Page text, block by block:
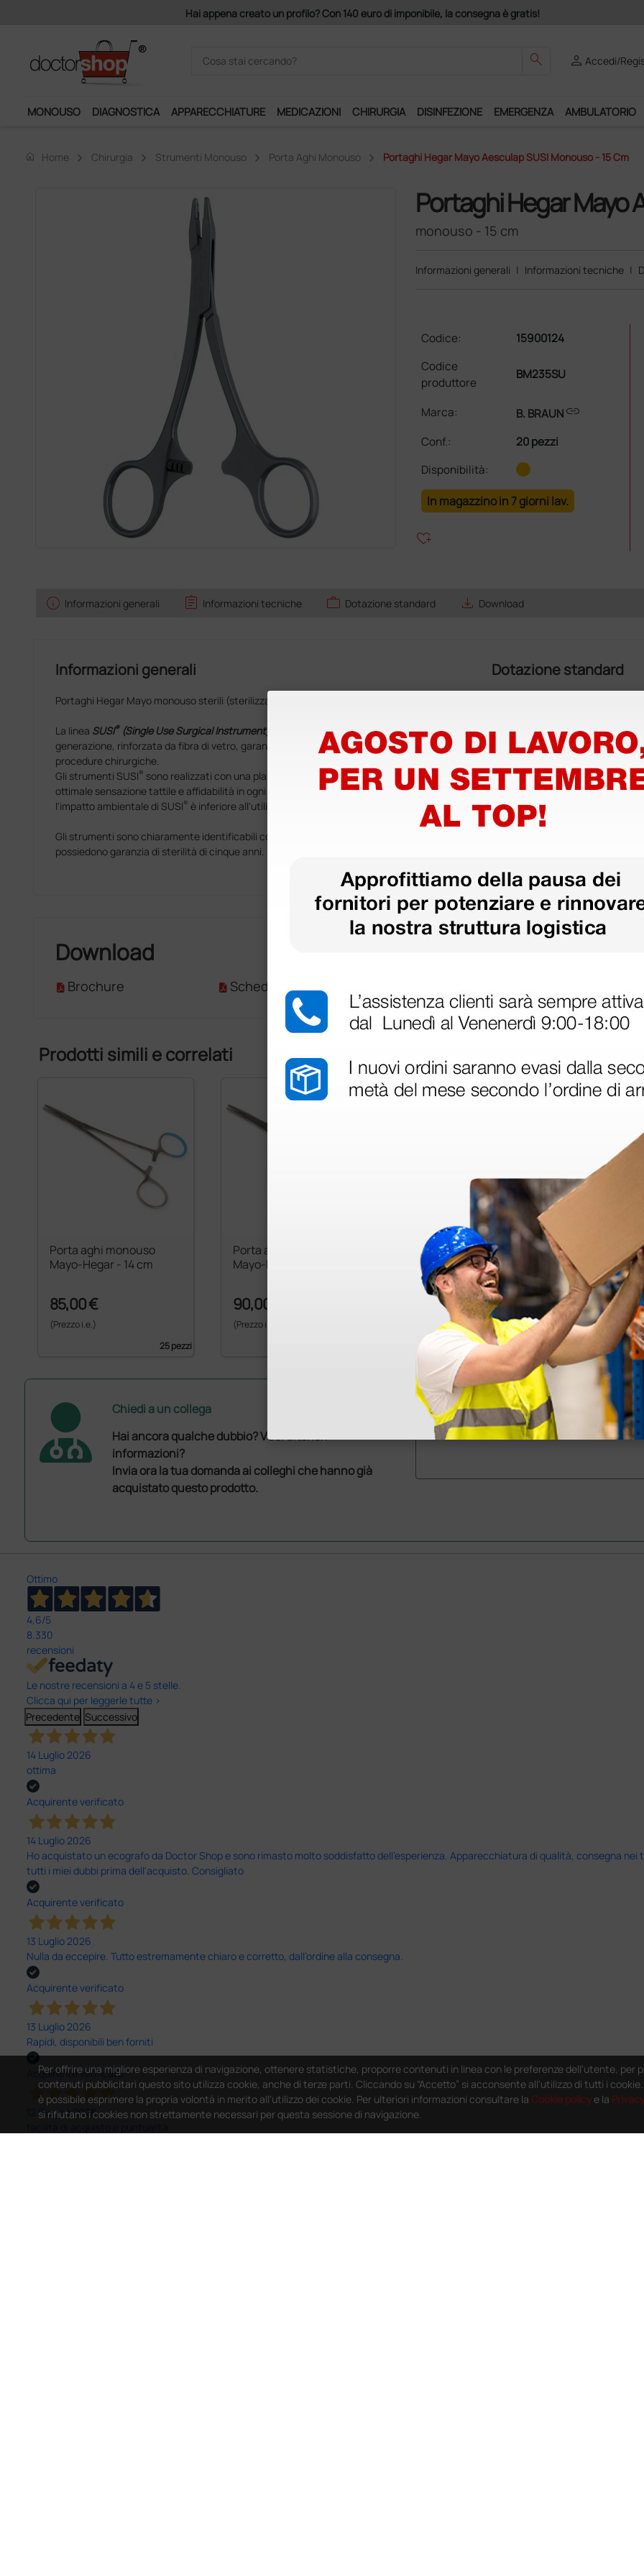
Acquistando il servizio
search personAccedi/
MONOUSO DIAGNOSTICA APPARECCHIATURE MEDICAZIONI CHIRURGIA DISINFEZIONE EMERGENZA AMBULATORIO
home Home Chirurgia Strumenti Monouso Porta Aghi Monouso Portaghi Hegar Mayo Aesculap SUSI Monouso - 15 Cm
Portaghi Hegar Mayo
monouso - 15 cm
Informazioni generali | Informazioni tecniche |
Codice:
15900124
Codice
produttore
BM235SU
Marca: B. BRAUNlink
Conf.:
20 pezzi
Disponibilità:
In magazzino in 7 giorni lav.
heart_plus
info Informazioni generali assignment Informazioni tecniche work Dotazione standard save_alt Download
Informazioni generali
Portaghi Hegar Mayo monouso sterili (sterilizzato con radiazioni Gamma), della linea SUSI
La linea SUSI®(Single Use Surgical Instrument)
, prodotta con materiali plastici di nuova
generazione, rinforzata da fibra di vetro, garantisce efficienza ed ergonomia nelle diverse
procedure chirurgiche.
Gli strumenti SUSI® sono realizzati con una plastica appositamente sviluppata per un
ottimale sensazione tattile e affidabilità in ogni pratica chirurgica ed è stato dimostrato che
l'impatto ambientale di SUSI® è inferiore all'utilizzo dello strumentario monouso in acciaio.
Gli strumenti sono chiaramente identificabili come monouso, sono biocompatibili e
possiedono garanzia di sterilità di cinque anni.
Dotazione standard
Informazioni tecniche
• Lunghezza: 15 cm
Download
Brochure Scheda Tecnica
Prodotti simili e correlati
Porta aghi monouso
Mayo-Hegar - 14 cm
85,00 €
(Prezzo i.e.)
25 pezzi
Porta aghi monouso
Mayo-Hegar - 16 cm
90,00 €
(Prezzo i.e.)
Porta aghi Hartmann
monouso sterili Mayo-
Hegar - 12 cm
99,00 €
(Prezzo i.e.)
25 pezzi
Porta
Mayo-
99,00
(Prezzo
Chiedi a un collega
Hai ancora qualche dubbio? Vuoi ulteriori
informazioni?
Invia ora la tua domanda ai colleghi che hanno già
acquistato questo prodotto.
Ottimo
4,6/5
8.330
recensioni
Le nostre recensioni a 4 e 5 stelle.
Clicca qui per leggerle tutte >
Precedente Successivo
14 Luglio 2026
ottima
Acquirente verificato
14 Luglio 2026
Ho acquistato un ecografo da Doctor Shop e sono rimasto molto soddisfatto dell'esperienza. Apparecchiatura di qualità, consegna
tutti i miei dubbi prima dell'acquisto. Consigliato
Acquirente verificato
13 Luglio 2026
Nulla da eccepire. Tutto estremamente chiaro e corretto, dall’ordine alla consegna.
Acquirente verificato
13 Luglio 2026
Rapidi, disponibili ben forniti
Acquirente verificato
12 Giugno 2026
Per offrire una migliore esperienza di navigazione, ottenere statistiche, proporre contenuti in linea con le preferenze dell'utente, per
contenuti pubblicitari questo sito utilizza cookie, anche di terze parti. Cliccando su “Accetto” si acconsente all'utilizzo di tutti i cookie.
è possibile esprimere la propria volontà in merito all'utilizzo dei cookie. Per ulteriori informazioni consultare laCookie policye la
si rifiutano i cookies non strettamente necessari per questa sessione di navigazione.